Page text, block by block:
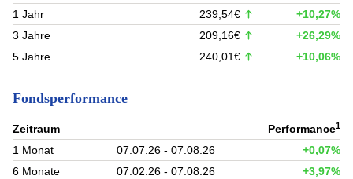
1 Jahr
239,54€
+10,27%
3 Jahre
209,16€
+26,29%
5 Jahre
240,01€ +10,06%
Fondsperformance
Zeitraum Performance1
1 Monat 07.07.26 - 07.08.26
+0,07%
6 Monate
07.02.26 - 07.08.26
+3,97%